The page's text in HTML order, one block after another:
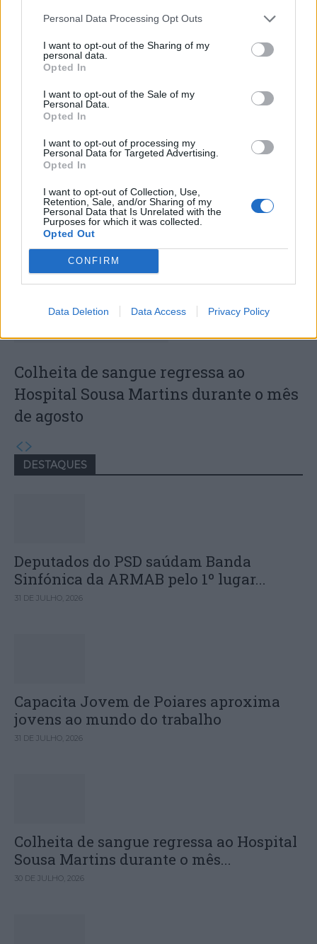
Personal Data Processing Opt Outs
I want to opt-out of the Sharing of my
personal data.
Opted In
I want to opt-out of the Sale of my
Personal Data.
Opted In
I want to opt-out of processing my
Personal Data for Targeted Advertising.
Opted In
I want to opt-out of Collection, Use,
Retention, Sale, and/or Sharing of my
Personal Data that Is Unrelated with the
Purposes for which it was collected.
Opted Out
CONFIRM
Data Deletion Data Access Privacy Policy
Sinfónica da ARMAB pelo 1º lugar no
Capacita Jovem de Poiares aproxima
jovens ao mundo do trabalho
Colheita de sangue regressa ao
Hospital Sousa Martins durante o mês
de agosto
DESTAQUES
Deputados do PSD saúdam Banda
Sinfónica da ARMAB pelo 1º lugar...
31 DE JULHO, 2026
Capacita Jovem de Poiares aproxima
jovens ao mundo do trabalho
31 DE JULHO, 2026
Colheita de sangue regressa ao Hospital
Sousa Martins durante o mês...
30 DE JULHO, 2026